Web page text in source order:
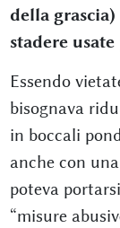
della
stadere
Essendo
bisognava
in boccali
anche con
poteva
“misure